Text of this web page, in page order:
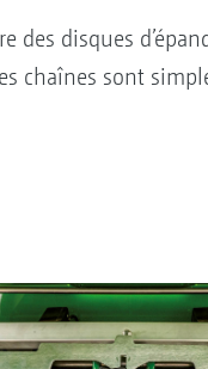
disques
chaînes sont